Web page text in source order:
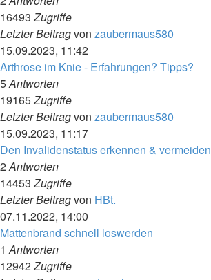
16493Zugriffe
Letzter Beitragvon zaubermaus580
15.09.2023, 11:42
Arthrose im Knie - Erfahrungen? Tipps?
5Antworten
19165Zugriffe
Letzter Beitragvon zaubermaus580
15.09.2023, 11:17
Den Invalidenstatus erkennen & vermeiden
2Antworten
14453Zugriffe
Letzter Beitragvon HBt.
07.11.2022, 14:00
Mattenbrand schnell loswerden
1Antworten
12942Zugriffe